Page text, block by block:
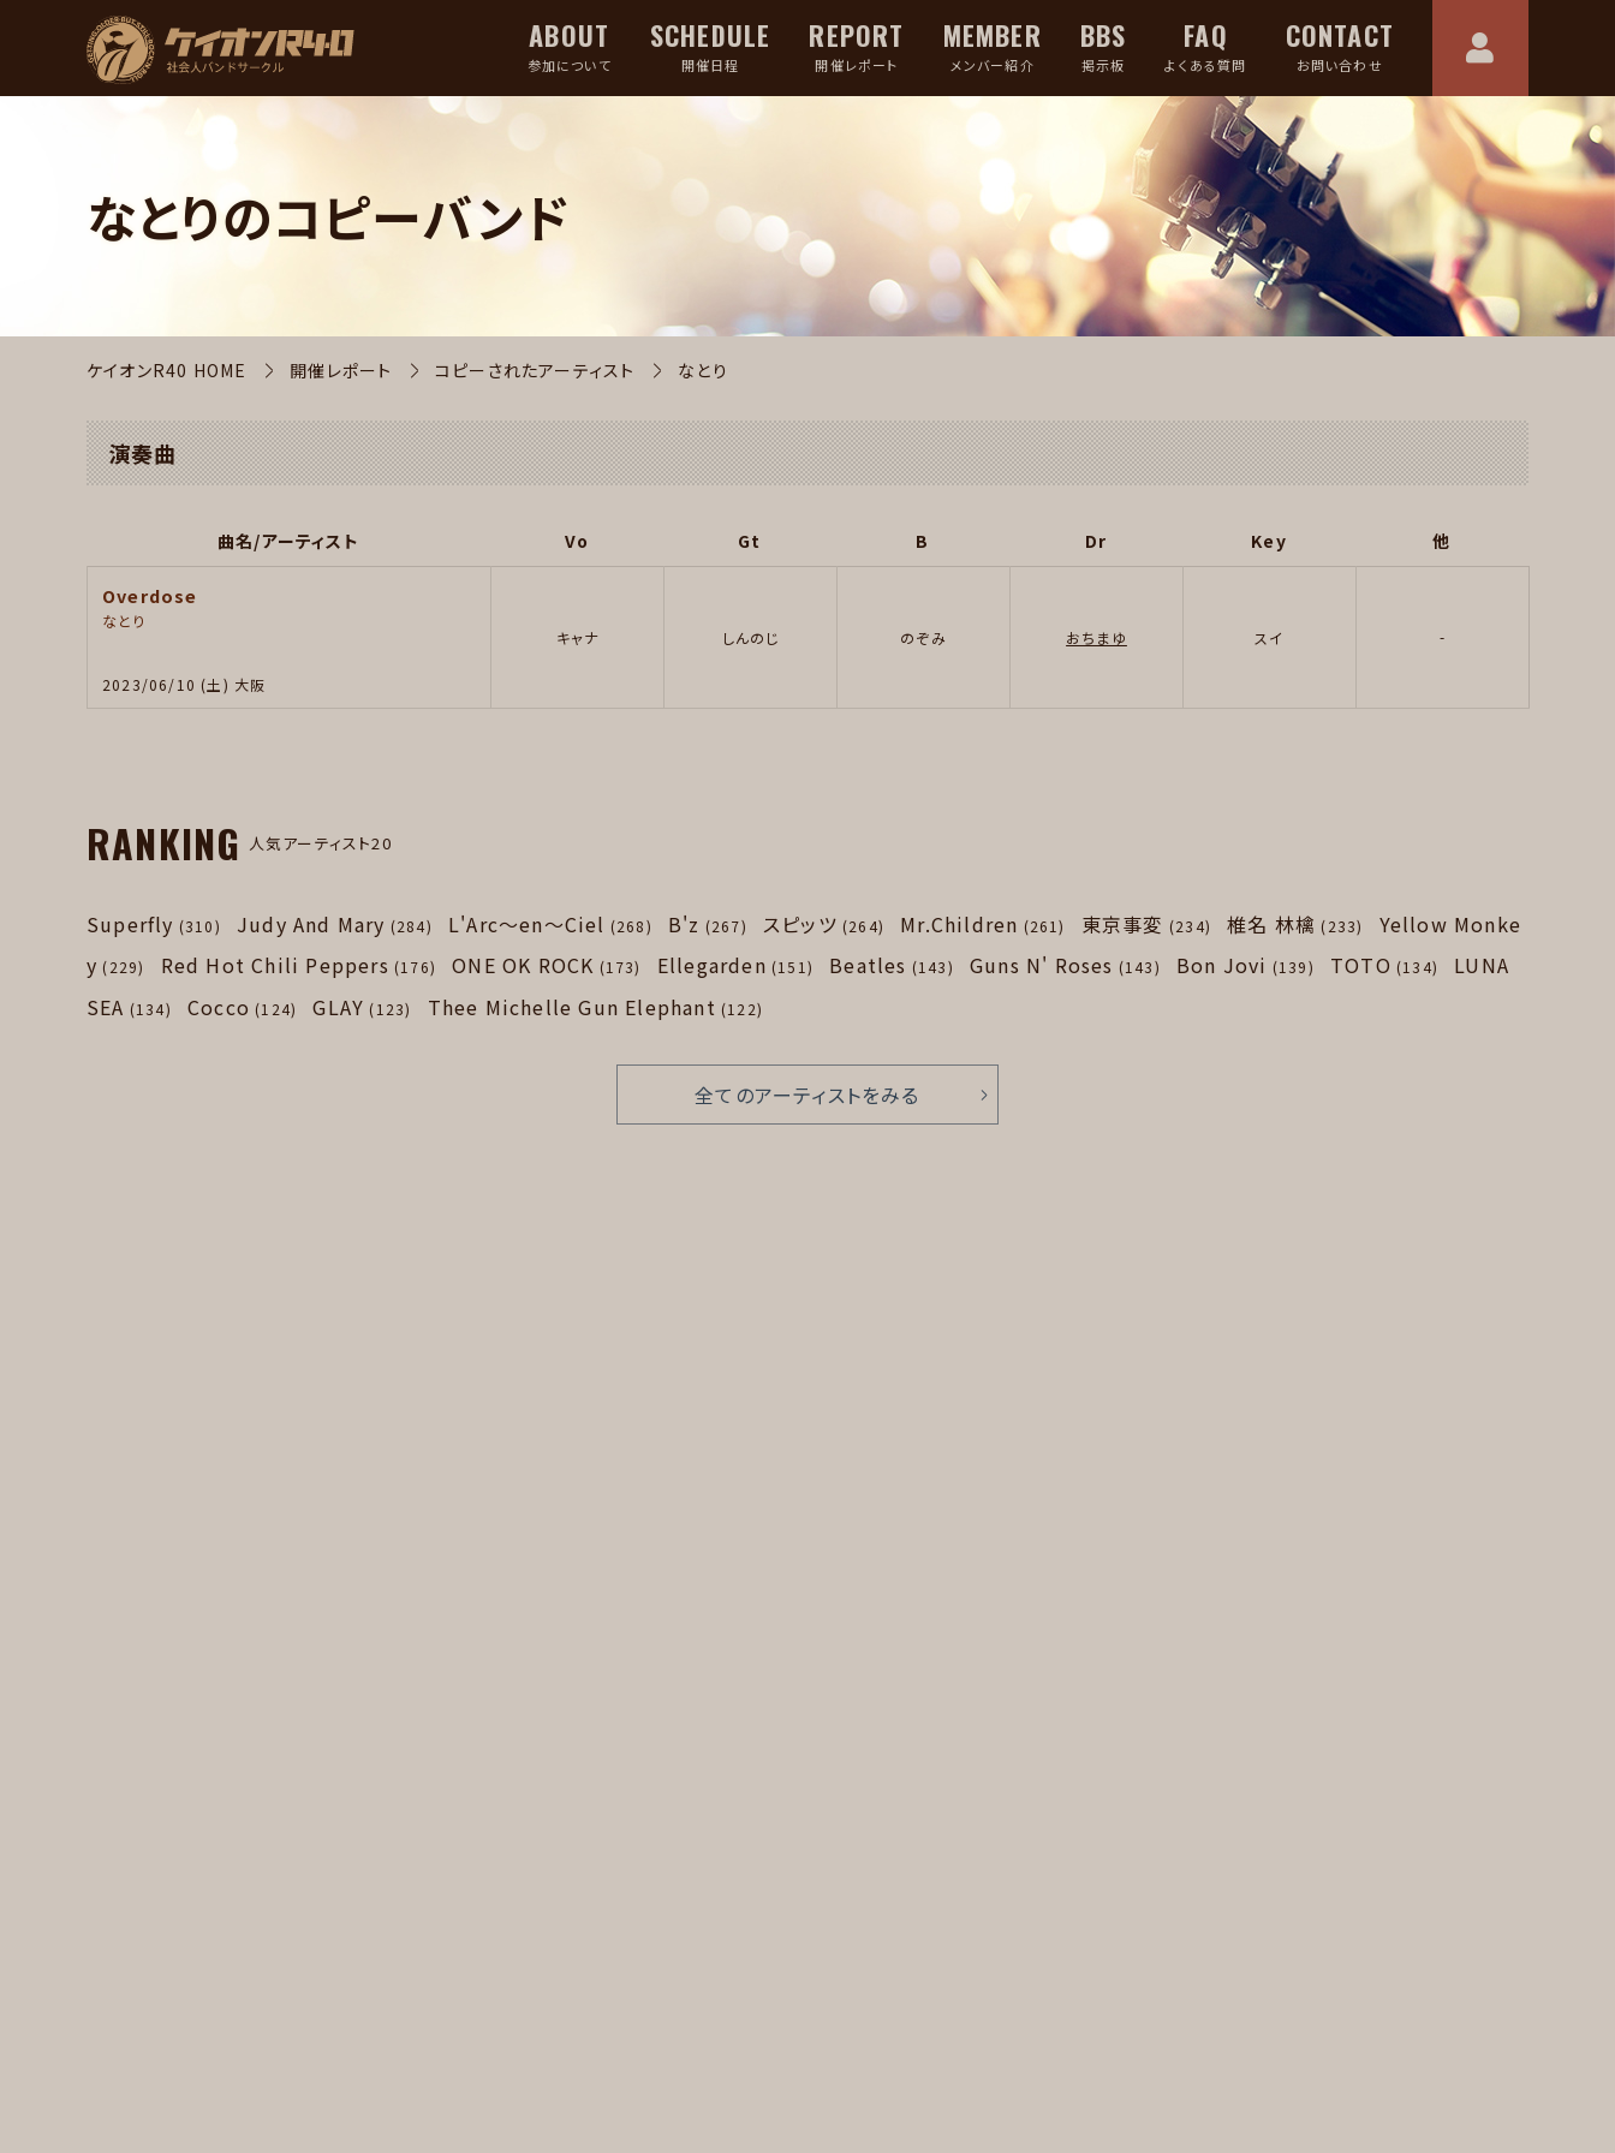
ABOUT
参加について
SCHEDULE
開催日程
REPORT
開催レポート
MEMBER
メンバー紹介
BBS
掲示板
FAQ
よくある質問
CONTACT
お問い合わせ
なとりのコピーバンド
ケイオンR40 HOME 開催レポート コピーされたアーティスト なとり
演奏曲
曲名/アーティスト Vo Gt B Dr Key 他
Overdose
なとり
2023/06/10 (土) 大阪
キャナ しんのじ のぞみ おちまゆ スイ -
RANKING 人気アーティスト20
Superfly (310) Judy And Mary (284) L'Arc～en～Ciel (268) B'z (267) スピッツ (264) Mr.Children (261) 東京事変 (234) 椎名 林檎 (233)
Yellow Monke
y (229) Red Hot Chili Peppers (176) ONE OK ROCK (173) Ellegarden (151) Beatles (143) Guns N' Roses (143) Bon Jovi (139) TOTO (134)
LUNA
SEA (134) Cocco (124) GLAY (123) Thee Michelle Gun Elephant (122)
全てのアーティストをみる